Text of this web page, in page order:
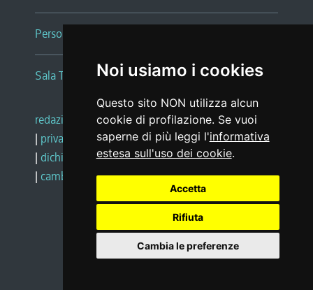
Noi usiamo i cookies
Questo sito NON utilizza alcun
cookie di profilazione. Se vuoi
saperne di più leggi l'informativa
estesa sull'uso dei cookie.
Accetta
Rifiuta
Cambia le preferenze
Persone e Uffici
Sala Tiziano Tessitori
redazione web |note legali |glossario
| privacy
social media policy
| dichiarazione di accessibilità |feedback
| cambio preferenze cookie
Realizzato da